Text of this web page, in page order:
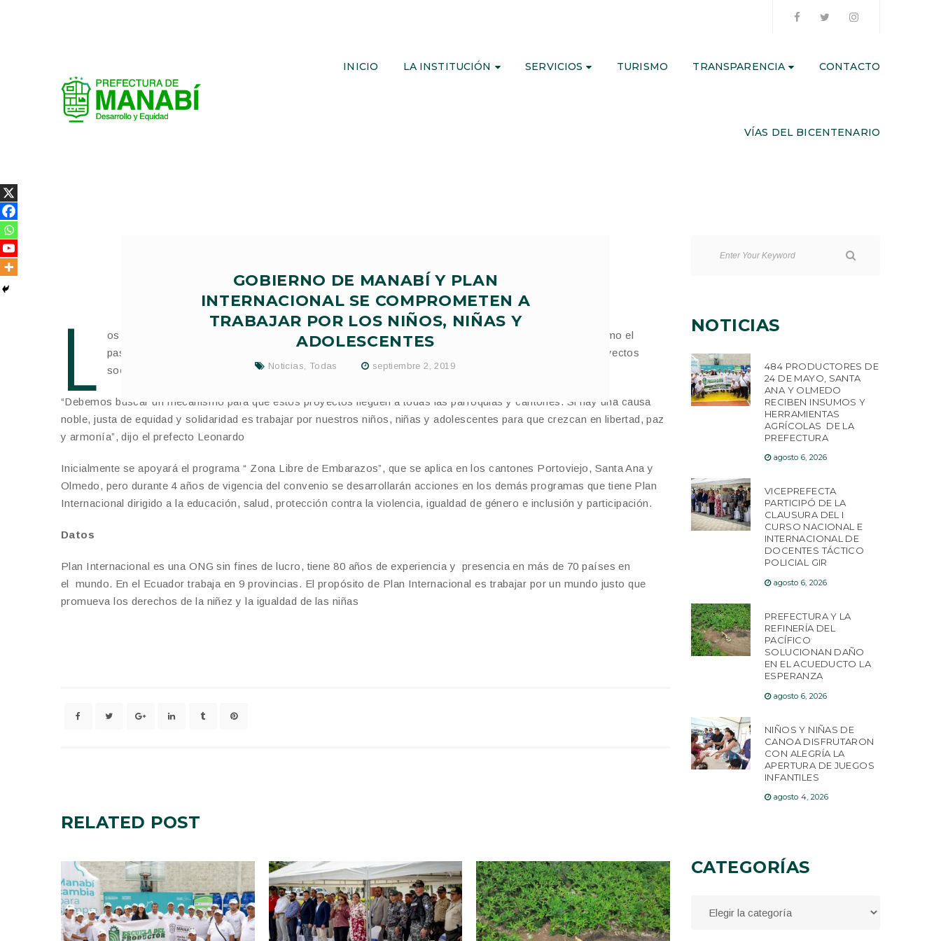
INICIO LA INSTITUCIÓN SERVICIOS TURISMO TRANSPARENCIA CONTACTO
VÍAS DEL BICENTENARIO
GOBIERNO DE MANABÍ Y PLAN
INTERNACIONAL SE COMPROMETEN A
TRABAJAR POR LOS NIÑOS, NIÑAS Y
ADOLESCENTES
Noticias, Todas septiembre 2, 2019
L
os grupos de atención prioritaria son de especial atención para el prefecto Leonardo Orlando quien firmo el
pasado 27 de agosto un convenio de cooperación con la ONG Plan Internacional para desarrollar proyectos
sociales a favor de este sector.
“Debemos buscar un mecanismo para que estos proyectos lleguen a todas las parroquias y cantones. Si hay una causa
noble, justa de equidad y solidaridad es trabajar por nuestros niños, niñas y adolescentes para que crezcan en libertad, paz
y armonía”, dijo el prefecto Leonardo
Inicialmente se apoyará el programa “ Zona Libre de Embarazos”, que se aplica en los cantones Portoviejo, Santa Ana y
Olmedo, pero durante 4 años de vigencia del convenio se desarrollarán acciones en los demás programas que tiene Plan
Internacional dirigido a la educación, salud, protección contra la violencia, igualdad de género e inclusión y participación.
Datos
Plan Internacional es una ONG sin fines de lucro, tiene 80 años de experiencia y presencia en más de 70 países en
el mundo. En el Ecuador trabaja en 9 provincias. El propósito de Plan Internacional es trabajar por un mundo justo que
promueva los derechos de la niñez y la igualdad de las niñas
RELATED POST
NOTICIAS
484 PRODUCTORES DE
24 DE MAYO, SANTA
ANA Y OLMEDO
RECIBEN INSUMOS Y
HERRAMIENTAS
AGRÍCOLAS DE LA
PREFECTURA
agosto 6, 2026
VICEPREFECTA
PARTICIPÓ DE LA
CLAUSURA DEL I
CURSO NACIONAL E
INTERNACIONAL DE
DOCENTES TÁCTICO
POLICIAL GIR
agosto 6, 2026
PREFECTURA Y LA
REFINERÍA DEL
PACÍFICO
SOLUCIONAN DAÑO
EN EL ACUEDUCTO LA
ESPERANZA
agosto 6, 2026
NIÑOS Y NIÑAS DE
CANOA DISFRUTARON
CON ALEGRÍA LA
APERTURA DE JUEGOS
INFANTILES
agosto 4, 2026
CATEGORÍAS